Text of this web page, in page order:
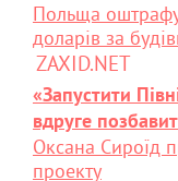
Польща
доларів за
ZAXID.NET
«Запустити
вдруге
Оксана Сироїд
проекту